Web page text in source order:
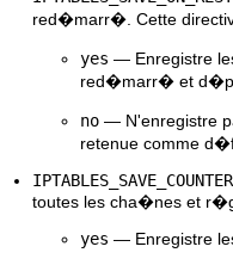
red�marr�. Cette
yes — Enregistre
red�marr� et
no — N'enregistre
retenue comme
IPTABLES_SAVE_COUNTER
toutes les cha�nes et
yes — Enregistre